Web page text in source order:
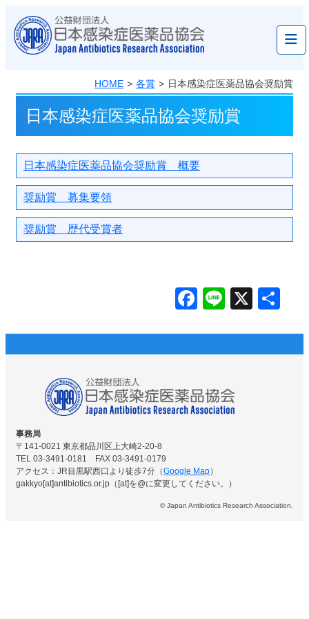
content
HOME 各賞 日本感染症医薬品協会奨励賞
日本感染症医薬品協会奨励賞
日本感染症医薬品協会奨励賞 概要
奨励賞 募集要領
奨励賞 歴代受賞者
Facebook
LineX
事務局
〒141-0021 東京都品川区上大崎2-20-8
TEL 03-3491-0181 FAX 03-3491-0179
アクセス：JR目黒駅西口より徒歩7分（Google Map）
gakkyo[at]antibiotics.or.jp（[at]を@に変更してください。）
© Japan Antibiotics Research Association.